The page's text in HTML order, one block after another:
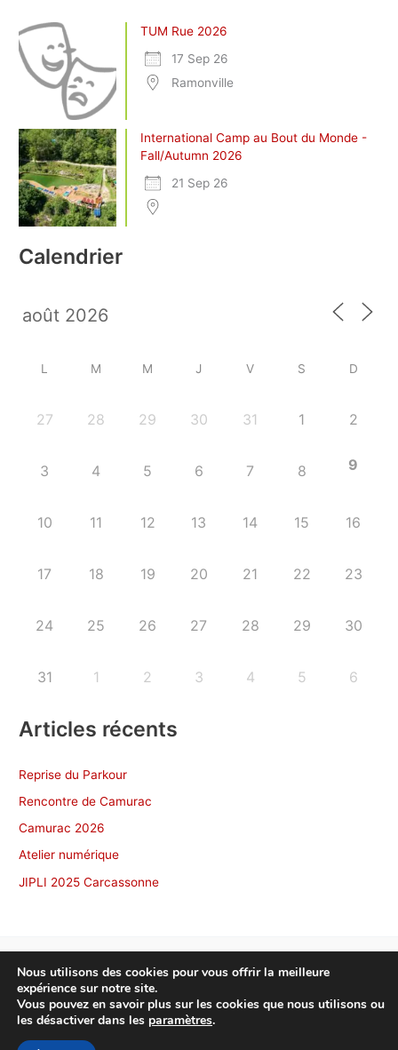
TUM Rue 2026
17 Sep 26
Ramonville
International Camp au Bout du Monde -
Fall/Autumn 2026
21 Sep 26
Calendrier
L M M J V S D
27 28 29 30 31 1 2
3 4 5 6 7 8 9
10 11 12 13 14 15 16
17 18 19 20 21 22 23
24 25 26 27 28 29 30
31 1 2 3 4 5 6
Articles récents
Reprise du Parkour
Rencontre de Camurac
Camurac 2026
Atelier numérique
JIPLI 2025 Carcassonne
Copyright © 2026 NonscÔ Toulouse
Politique de confidentialité
Nous utilisons des cookies pour vous offrir la meilleure
expérience sur notre site.
Vous pouvez en savoir plus sur les cookies que nous utilisons ou
les désactiver dans les paramètres.